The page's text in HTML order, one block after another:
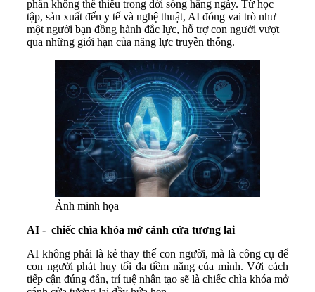
phần không thể thiếu trong đời sống hằng ngày. Từ học
tập, sản xuất đến y tế và nghệ thuật, AI đóng vai trò như
một người bạn đồng hành đắc lực, hỗ trợ con người vượt
qua những giới hạn của năng lực truyền thống.
Ảnh minh họa
AI - chiếc chìa khóa mở cánh cửa tương lai
AI không phải là kẻ thay thế con người, mà là công cụ để
con người phát huy tối đa tiềm năng của mình. Với cách
tiếp cận đúng đắn, trí tuệ nhân tạo sẽ là chiếc chìa khóa mở